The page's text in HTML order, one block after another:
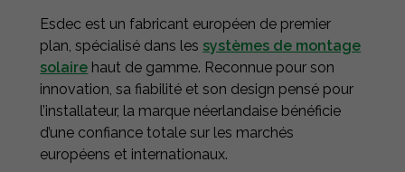
Esdec est un fabricant européen de premier
plan, spécialisé dans les systèmes de montage
solaire haut de gamme. Reconnue pour son
innovation, sa fiabilité et son design pensé pour
l’installateur, la marque néerlandaise bénéficie
d’une confiance totale sur les marchés
européens et internationaux.